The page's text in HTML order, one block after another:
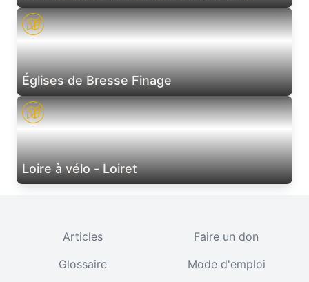
Églises de Bresse Finage
Loire à vélo - Loiret
Articles
Faire un don
Glossaire
Mode d'emploi